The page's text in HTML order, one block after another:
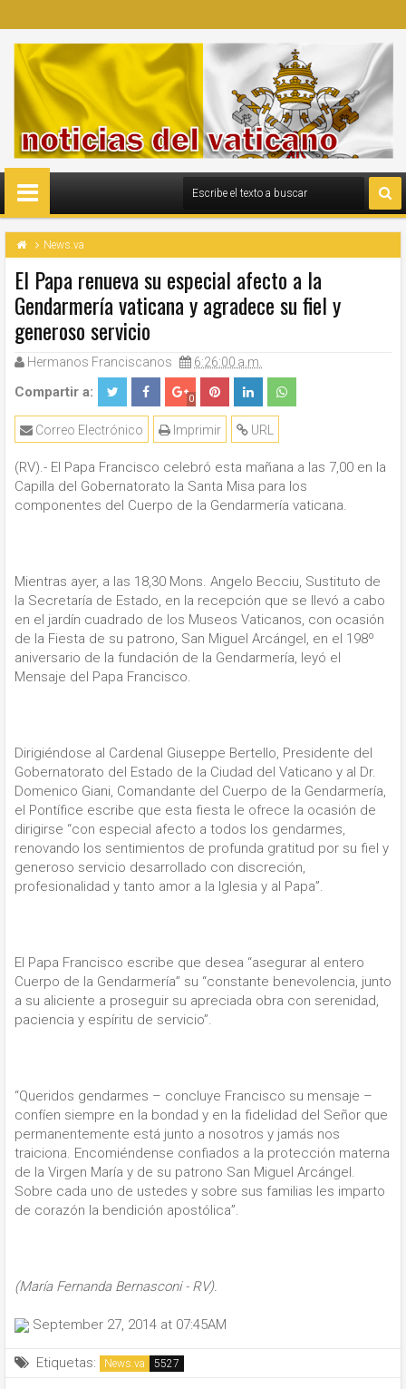
News.va
El Papa renueva su especial afecto a la
Gendarmería vaticana y agradece su fiel y
generoso servicio
Hermanos Franciscanos 6:26:00 a.m.
Compartir a: 0
URL
Imprimir
Correo Electrónico
(RV).- El Papa Francisco celebró esta mañana a las 7,00 en la
Capilla del Gobernatorato la Santa Misa para los
componentes del Cuerpo de la Gendarmería vaticana.
Mientras ayer, a las 18,30 Mons. Angelo Becciu, Sustituto de
la Secretaría de Estado, en la recepción que se llevó a cabo
en el jardín cuadrado de los Museos Vaticanos, con ocasión
de la Fiesta de su patrono, San Miguel Arcángel, en el 198º
aniversario de la fundación de la Gendarmería, leyó el
Mensaje del Papa Francisco.
Dirigiéndose al Cardenal Giuseppe Bertello, Presidente del
Gobernatorato del Estado de la Ciudad del Vaticano y al Dr.
Domenico Giani, Comandante del Cuerpo de la Gendarmería,
el Pontífice escribe que esta fiesta le ofrece la ocasión de
dirigirse “con especial afecto a todos los gendarmes,
renovando los sentimientos de profunda gratitud por su fiel y
generoso servicio desarrollado con discreción,
profesionalidad y tanto amor a la Iglesia y al Papa”.
El Papa Francisco escribe que desea “asegurar al entero
Cuerpo de la Gendarmería” su “constante benevolencia, junto
a su aliciente a proseguir su apreciada obra con serenidad,
paciencia y espíritu de servicio”.
“Queridos gendarmes – concluye Francisco su mensaje –
confíen siempre en la bondad y en la fidelidad del Señor que
permanentemente está junto a nosotros y jamás nos
traiciona. Encomiéndense confiados a la protección materna
de la Virgen María y de su patrono San Miguel Arcángel.
Sobre cada uno de ustedes y sobre sus familias les imparto
de corazón la bendición apostólica”.
(María Fernanda Bernasconi - RV).
September 27, 2014 at 07:45AM
Etiquetas: News.va